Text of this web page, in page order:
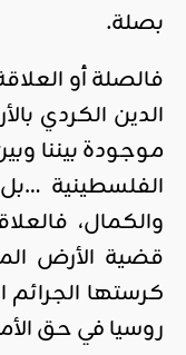
بصلة.
فالصلة أو
الدين الكردي
موجودة بيننا
الفلسطينية
والكمال،
قضية الأرض
كرستها الجرائم
روسيا في حق